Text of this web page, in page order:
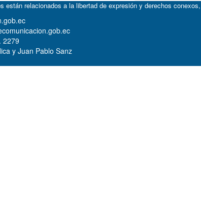
relacionados a la libertad de expresión y derechos
2279
y Juan Pablo Sanz